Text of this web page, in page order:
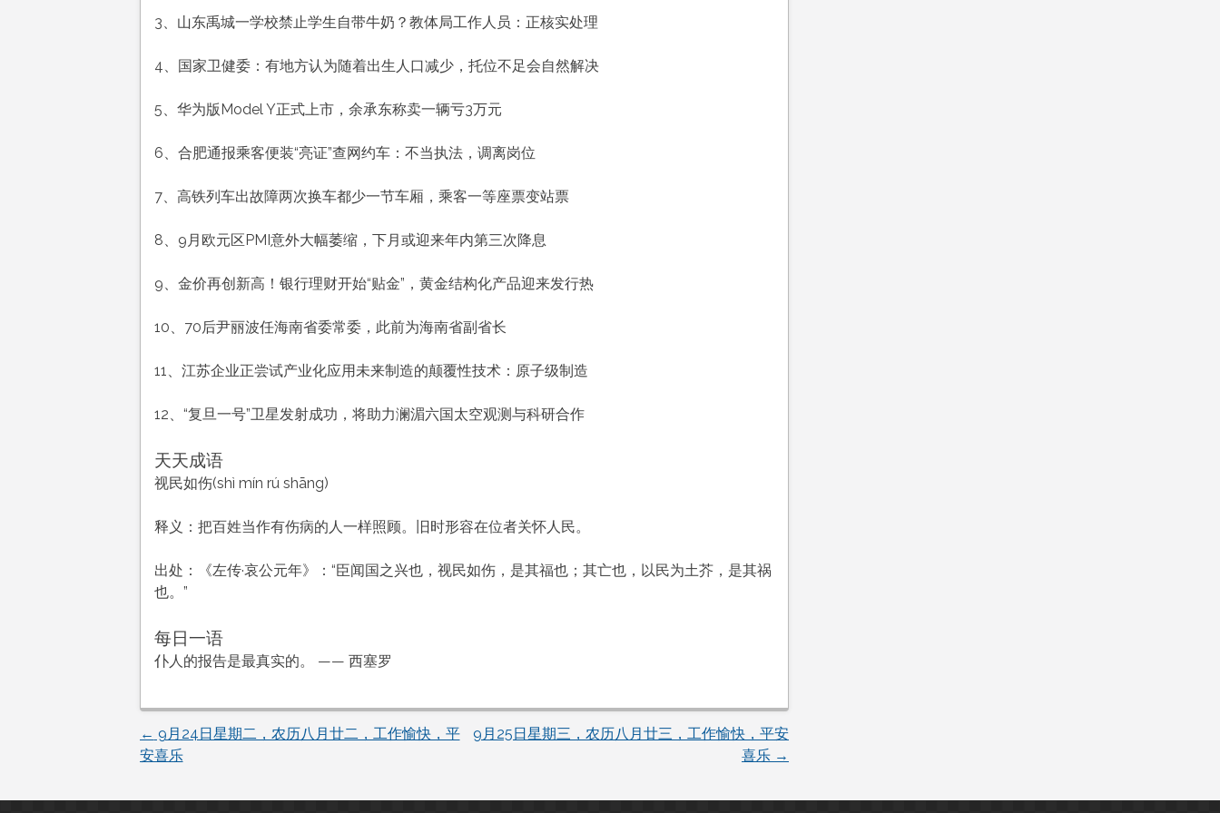
历
月
三，
作
快，
安
乐
3、山东禹城一学校禁止学生自带牛奶？教体局工作人员：正核实处理
4、国家卫健委：有地方认为随着出生人口减少，托位不足会自然解决
5、华为版Model Y正式上市，余承东称卖一辆亏3万元
6、合肥通报乘客便装“亮证”查网约车：不当执法，调离岗位
7、高铁列车出故障两次换车都少一节车厢，乘客一等座票变站票
8、9月欧元区PMI意外大幅萎缩，下月或迎来年内第三次降息
9、金价再创新高！银行理财开始“贴金”，黄金结构化产品迎来发行热
10、70后尹丽波任海南省委常委，此前为海南省副省长
11、江苏企业正尝试产业化应用未来制造的颠覆性技术：原子级制造
12、“复旦一号”卫星发射成功，将助力澜湄六国太空观测与科研合作
天天成语
视民如伤(shì mín rú shāng)
释义：把百姓当作有伤病的人一样照顾。旧时形容在位者关怀人民。
出处：《左传·哀公元年》：“臣闻国之兴也，视民如伤，是其福也；其亡也，以民为土芥，是其祸
也。”
每日一语
仆人的报告是最真实的。 —— 西塞罗
文
← 9月24日星期二，农历八月廿二，工作愉快，平
安喜乐
9月25日星期三，农历八月廿三，工作愉快，平安
喜乐 →